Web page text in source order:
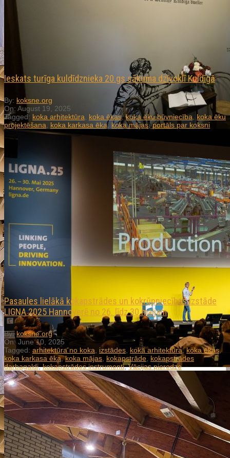
Ieskats turīga kuldīdznieka 20.gs sākuma dzīvoklī Kuldīgā
By: koksne.org
On: August 19, 2025
Tagged: koka arhitektūra koka ēkas,koka ēku būvniecība
koka ēku
projektēšana
koka karkasa ēka, koka mājas,portāls par koksni
Pasaules lielākā kokapstrādes un kokrūpniecības izstāde
LIGNA 2025 Hannoverē no 26. līdz 30.maijam
By: koksne.org
On: June 10, 2025
Tagged: arhitektūra no koka izstādes koka arhitektūra,koka ēkas,
koka karkasa ēka,koka mājas kokapstrāde kokapstrādes
darbagaldi,kokapstrādes instrumenti,Vācijas pieredze